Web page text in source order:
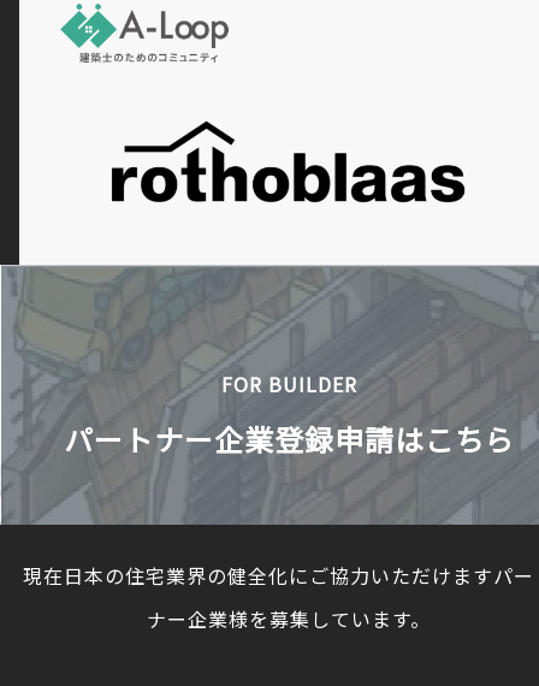
FOR BUILDER
パートナー企業登録申請はこちら
現在日本の住宅業界の健全化にご協力いただけますパ
ナー企業様を募集しています。